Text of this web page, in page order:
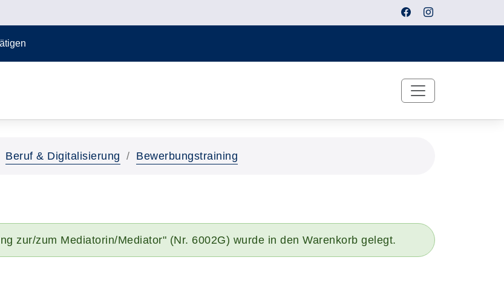
Beruf & Digitalisierung Bewerbungstraining
zur/zum Mediatorin/Mediator" (Nr. 6002G) wurde in den Warenkorb gelegt.